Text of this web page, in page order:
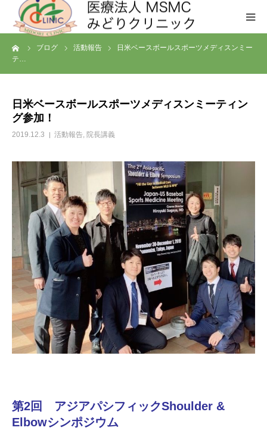
ブログ 活動報告
日米ベースボールスポーツメディスンミー
テ…
日米ベースボールスポーツメディスンミーティン
グ参加！
2019.12.3 活動報告, 院長講義
第2回 アジアパシフィックShoulder &
Elbowシンポジウム
クリニックについて
お問い合わせ